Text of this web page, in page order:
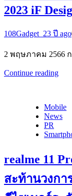
2023 iF
108Gadget_23 ปี ago
2 พฤษภาคม 2566
Continue reading
Mobile
News
PR
realme 11
สะท้านวงกา